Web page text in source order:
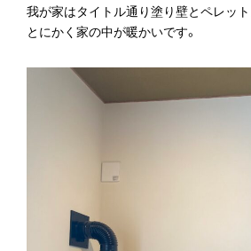
我が家はタイトル通り塗り壁とペレッ
とにかく家の中が暖かいです。